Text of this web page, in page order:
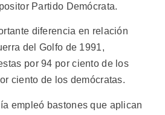
Partido Demócrata.
diferencia en relación
del Golfo de 1991,
por 94 por ciento de los
ciento de los demócratas.
empleó bastones que aplican